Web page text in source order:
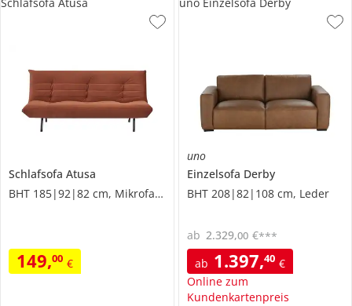
Schlafsofa Atusa
BHT 185|92|82 cm, Mikrofaser in Samt-Optik
149,00 €
Schlafsofa Atusa
uno
Einzelsofa Derby
BHT 208|82|108 cm, Leder
ab 1.397,40 €
Online zum
Kundenkartenpreis
ab 2.329,00 €***
uno Einzelsofa Derby